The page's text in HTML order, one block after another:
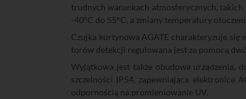
trudnych warunkach atmosferycznych, takich
-40°C do 55°C, a zmiany temperatury
Czujka kurtynowa AGATE charakteryzuje się
torów detekcji regulowana jest za pomocą
Wyjątkowa jest także obudowa urządzenia,
szczelności IP54, zapewniająca elektronice
odpornością na promieniowanie UV.